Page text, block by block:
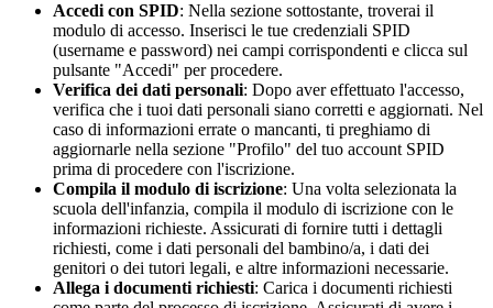
Accedi con SPID: Nella sezione sottostante, troverai il
modulo di accesso. Inserisci le tue credenziali SPID
(username e password) nei campi corrispondenti e clicca sul
pulsante "Accedi" per procedere.
Verifica dei dati personali: Dopo aver effettuato l'accesso,
verifica che i tuoi dati personali siano corretti e aggiornati. Nel
caso di informazioni errate o mancanti, ti preghiamo di
aggiornarle nella sezione "Profilo" del tuo account SPID
prima di procedere con l'iscrizione.
Compila il modulo di iscrizione: Una volta selezionata la
scuola dell'infanzia, compila il modulo di iscrizione con le
informazioni richieste. Assicurati di fornire tutti i dettagli
richiesti, come i dati personali del bambino/a, i dati dei
genitori o dei tutori legali, e altre informazioni necessarie.
Allega i documenti richiesti: Carica i documenti richiesti